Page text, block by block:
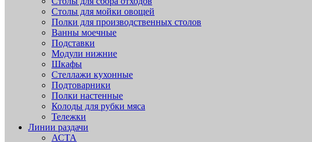
Столы для мойки овощей
Полки для производственных столов
Ванны моечные
Подставки
Модули нижние
Шкафы
Стеллажи кухонные
Подтоварники
Полки настенные
Колоды для рубки мяса
Тележки
Линии раздачи
АСТА